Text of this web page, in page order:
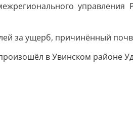
за ущерб, причинённый
в Увинском районе